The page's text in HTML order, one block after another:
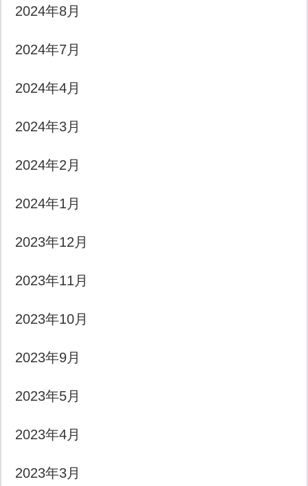
2024年8月
2024年7月
2024年4月
2024年3月
2024年2月
2024年1月
2023年12月
2023年11月
2023年10月
2023年9月
2023年5月
2023年4月
2023年3月